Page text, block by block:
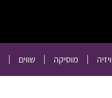
מוסיקה שווים